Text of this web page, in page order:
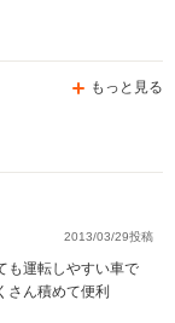
もっと見る
2013/03/29投稿
も運転しやすい車で
さん積めて便利